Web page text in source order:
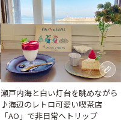
瀬戸内海と白い灯台を眺めながら
♪海辺のレトロ可愛い喫茶店
「AO」で非日常へトリップ